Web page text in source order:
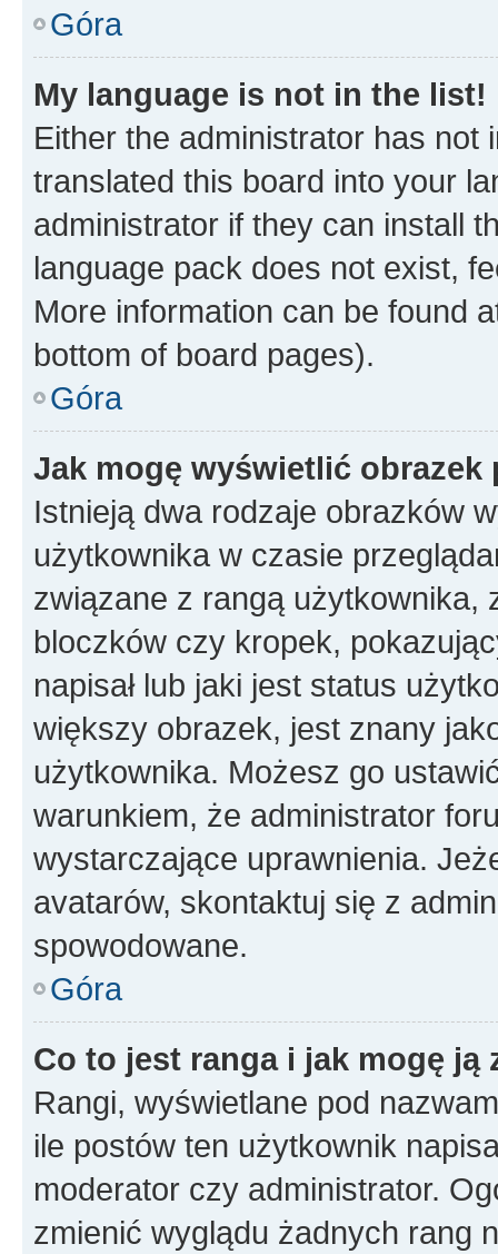
Góra
My language is not in the list!
Either the administrator has not
translated this board into your
administrator if they can install
language pack does not exist,
More information can be found
bottom of board pages).
Góra
Jak mogę wyświetlić
Istnieją dwa rodzaje obrazków
użytkownika w czasie
związane z rangą użytkownika,
bloczków czy kropek,
napisał lub jaki jest status
większy obrazek, jest znany
użytkownika. Możesz go
warunkiem, że administrator
wystarczające uprawnienia.
avatarów, skontaktuj się z
spowodowane.
Góra
Co to jest ranga i jak mogę ją
Rangi, wyświetlane pod
ile postów ten użytkownik
moderator czy administrator.
zmienić wyglądu żadnych rang